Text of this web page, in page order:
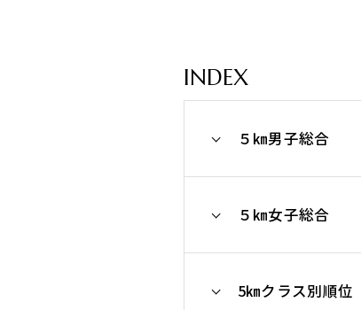
INDEX
５㎞男子総合
５㎞女子総合
5㎞クラス別順位